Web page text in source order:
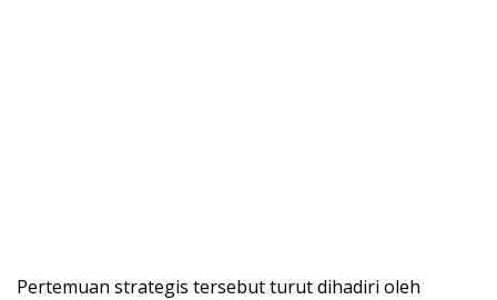
Pertemuan strategis tersebut turut dihadiri oleh